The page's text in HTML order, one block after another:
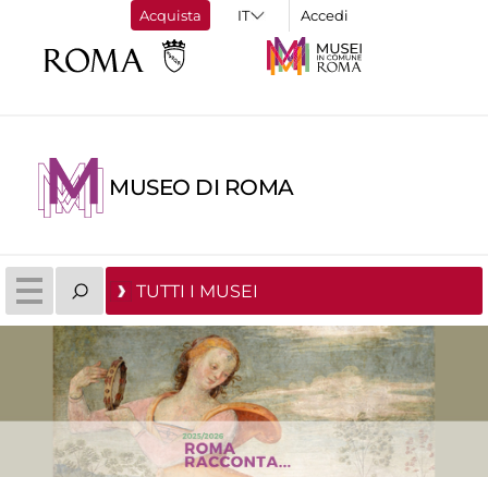
Acquista Accedi
MUSEO DI ROMA
TUTTI I MUSEI